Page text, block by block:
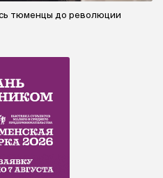
тюменцы до революции